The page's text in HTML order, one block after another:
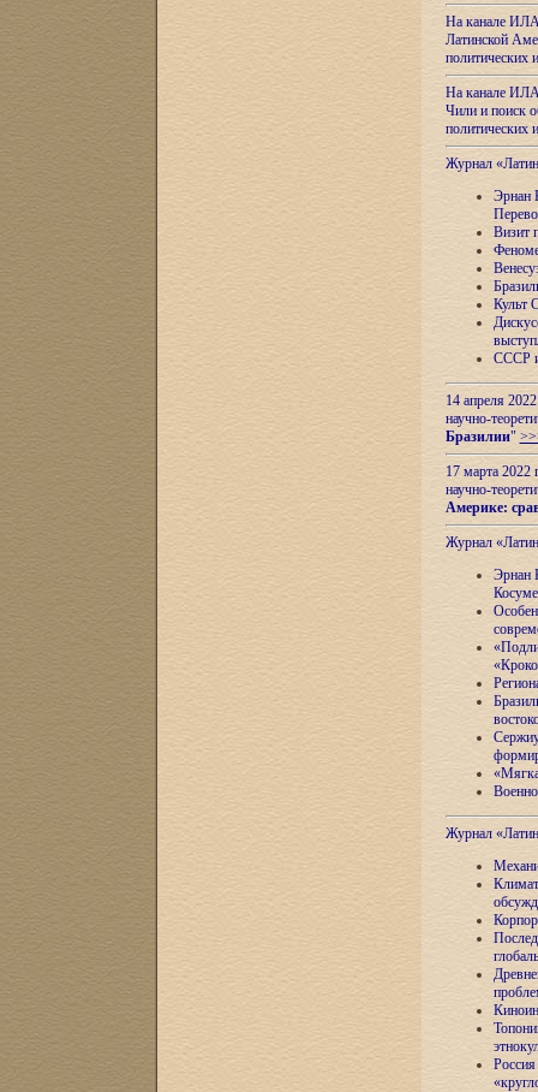
На канале
Латинской
На канале
Чили и поиск
Журнал
Эрнан
Визит
Культ
СССР и
14 апреля
научно-
Бразилии"
17 марта 2022
научно-
Америке:
Журнал
Эрнан
Журнал